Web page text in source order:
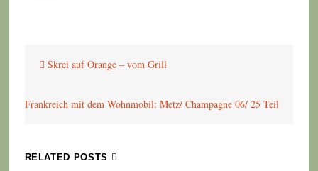
Skrei auf Orange – vom Grill
Frankreich mit dem Wohnmobil: Metz/ Champagne 06/ 25 Teil
RELATED POSTS